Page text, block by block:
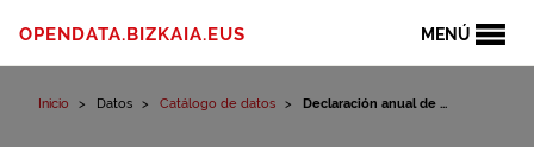
MENÚ
OPENDATA.BIZKAIA.EUS
Inicio Datos Catálogo de datos Declaración anual de ...